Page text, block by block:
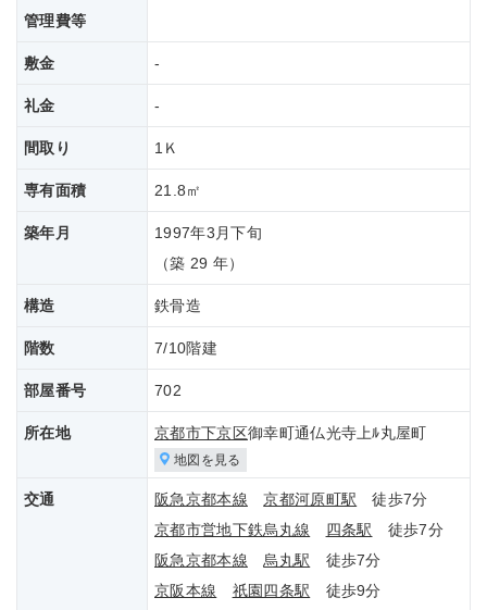
管理費等
敷金 -
礼金 -
間取り 1Ｋ
専有面積 21.8㎡
築年月
1997年3月下旬
（築 29 年）
構造 鉄骨造
階数 7/10階建
部屋番号 702
所在地 京都市下京区御幸町通仏光寺上ﾙ丸屋町
地図を見る
交通 阪急京都本線 京都河原町駅 徒歩7分
京都市営地下鉄烏丸線
四条駅 徒歩7分
阪急京都本線
烏丸駅 徒歩7分
京阪本線
祇園四条駅 徒歩9分